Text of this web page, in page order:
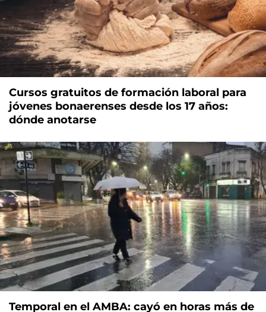
Cursos gratuitos de formación laboral para
jóvenes bonaerenses desde los 17 años:
dónde anotarse
Temporal en el AMBA: cayó en horas más de